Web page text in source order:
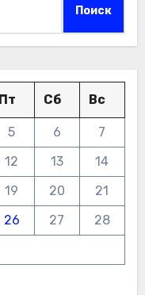
Пт Сб Вс
5 6
7
12 13
14
19 20
21
26 27
28